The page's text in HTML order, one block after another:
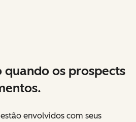
quando os prospects
envolvidos com seus